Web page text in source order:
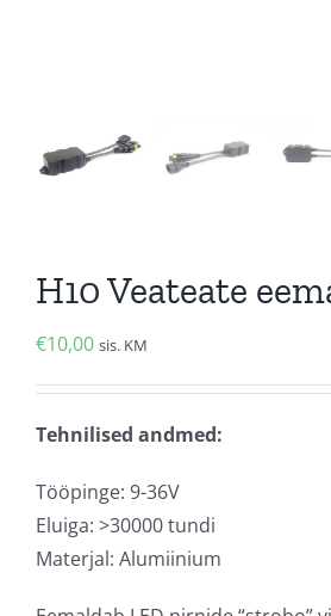
H10 Veateate
€10,00 sis. KM
Tehnilised andmed:
Tööpinge: 9-36V
Eluiga: >30000 tundi
Materjal: Alumiinium